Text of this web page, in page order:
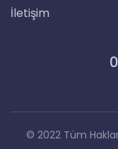
İletişim
© 2022 Tüm